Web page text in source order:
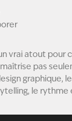
vrai atout pour
pas
graphique,
le rythme